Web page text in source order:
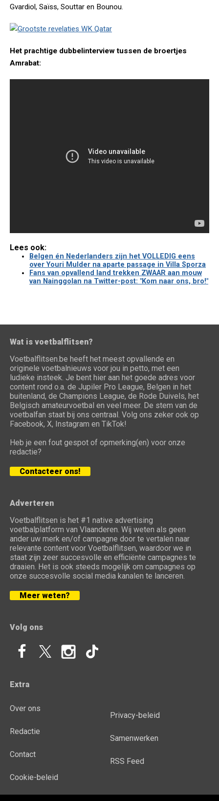
Gvardiol, Saïss, Souttar en Bounou.
Het prachtige dubbelinterview tussen de broertjes
Amrabat:
Lees ook:
Belgen én Nederlanders zijn het VOLLEDIG eens
over Youri Mulder na aparte passage in Villa Sporza
Fans van opvallend land trekken ZWAAR aan mouw
van Nainggolan na Twitter-post: "Kom naar ons, bro!"
Wat is voetbalflitsen?
Voetbalflitsen.be heeft het meest opvallende en
originele voetbalnieuws voor jou in petto, met een
ludieke insteek. Je bent hier aan het goede adres voor
content rond o.a. de Jupiler Pro League, Belgen in het
buitenland, de Champions League, de Rode Duivels, het
Belgisch amateurvoetbal en veel meer. De stem van de
voetbalfan staat bij ons centraal. Volg ons zeker ook op
Facebook, X, Instagram en TikTok!
Heb je een fout gespot of opmerking(en) voor onze
redactie?
Contacteer ons!
Adverteren
Voetbalflitsen is het #1 native advertising
voetbalplatform van Vlaanderen. Wij weten als geen
ander uw merk en/of campagne door te vertalen naar
relevante content voor Voetbalflitsen, waardoor we in
staat zijn zeer succesvolle en efficiënte campagnes te
draaien. Het is ook steeds mogelijk om campagnes op
onze succesvolle social media kanalen te lanceren.
Meer weten?
Volg ons
Extra
Over ons
Redactie
Contact
Cookie-beleid
Privacy-beleid
Samenwerken
RSS Feed